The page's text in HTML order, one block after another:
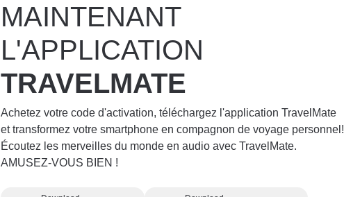
MAINTENANT
L'APPLICATION
TRAVELMATE
Achetez votre code d'activation, téléchargez l'application TravelMate
et transformez votre smartphone en compagnon de voyage personnel!
Écoutez les merveilles du monde en audio avec TravelMate.
AMUSEZ-VOUS BIEN !